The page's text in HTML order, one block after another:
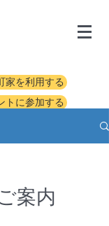
家を利用する
トに参加する
案内